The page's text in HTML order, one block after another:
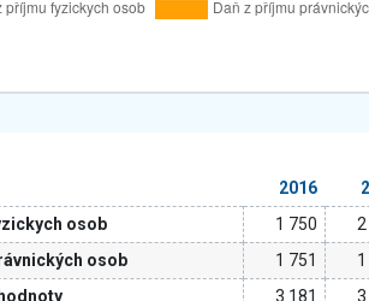
2016
osob
1 750
osob
1 751
3 181